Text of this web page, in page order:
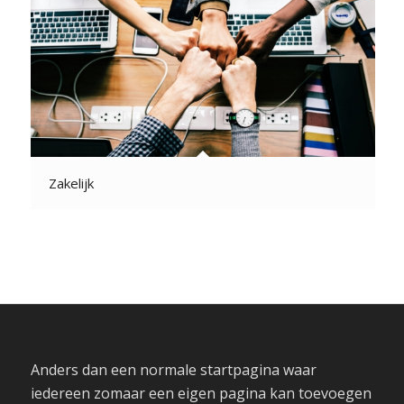
Zakelijk
Anders dan een normale startpagina waar
iedereen zomaar een eigen pagina kan toevoegen